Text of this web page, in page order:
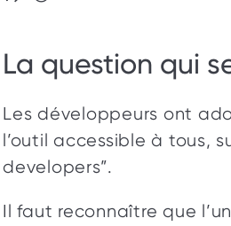
La question qui
Les développeurs ont
l’outil accessible à tous,
developers”.
Il faut reconnaître que